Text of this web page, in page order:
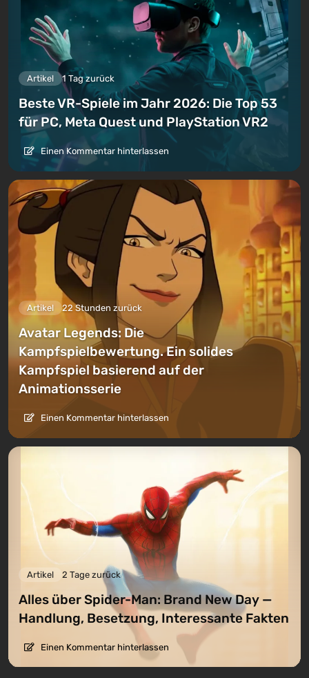
Artikel 1 Tag zurück
Beste VR-Spiele im Jahr 2026: Die Top 53
für PC, Meta Quest und PlayStation VR2
Einen Kommentar hinterlassen
Artikel 22 Stunden zurück
Avatar Legends: Die
Kampfspielbewertung. Ein solides
Kampfspiel basierend auf der
Animationsserie
Einen Kommentar hinterlassen
Artikel 2 Tage zurück
Alles über Spider-Man: Brand New Day —
Handlung, Besetzung, Interessante Fakten
Einen Kommentar hinterlassen